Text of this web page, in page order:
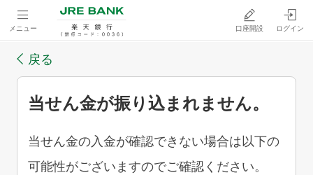
メニュー 口座開設 ログイン
戻る
当せん金が振り込まれません。
当せん金の入金が確認できない場合は以下の
可能性がございますのでご確認ください。